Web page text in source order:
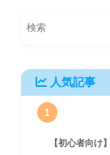
人気記事
1
【初心者向け